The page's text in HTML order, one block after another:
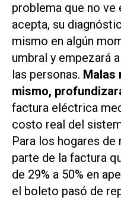
problema que no ve
acepta, su
mismo en algún
umbral y empezará
las personas. Malas
mismo,
factura eléctrica
costo real del
Para los hogares
parte de la factura
de 29% a 50% en
el boleto pasó de